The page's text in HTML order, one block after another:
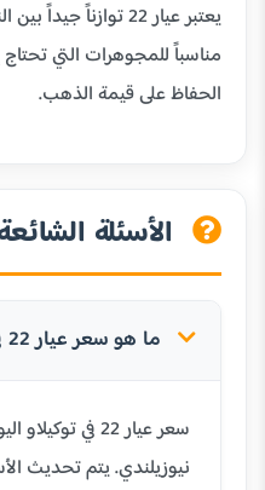
يعتبر عيار 22 توازناً
مناسباً للمجوهرات التي
الحفاظ على قيمة الذهب.
الأسئلة
ما هو سعر عيار 22 في توكيلاو اليوم؟
نيوزيلندي. يتم تحديث